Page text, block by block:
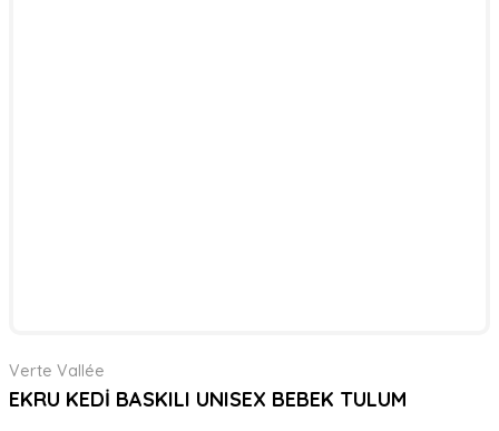
Verte Vallée
EKRU KEDİ BASKILI UNISEX BEBEK TULUM